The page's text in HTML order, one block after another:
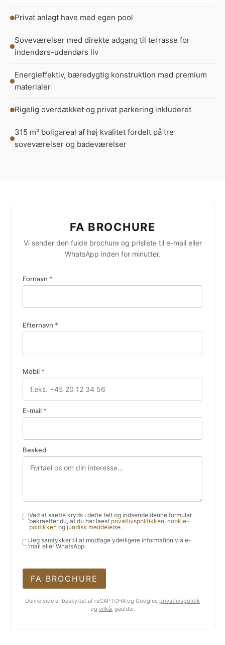
Privat anlagt have med egen pool
Soveværelser med direkte adgang til terrasse for
indendørs-udendørs liv
Energieffektiv, bæredygtig konstruktion med premium
materialer
Rigelig overdækket og privat parkering inkluderet
315 m² boligareal af høj kvalitet fordelt på tre
soveværelser og badeværelser
FA BROCHURE
Vi sender den fulde brochure og prisliste til e-mail eller
WhatsApp inden for minutter.
Fornavn *
Efternavn *
Mobil *
E-mail *
Besked
Ved at saette kryds i dette felt og indsende denne formular
bekraefter du, at du har laest privatlivspolitikken, cookie-
politikken og juridisk meddelelse.
Jeg samtykker til at modtage yderligere information via e-
mail eller WhatsApp.
FA BROCHURE
Denne side er beskyttet af reCAPTCHA og Googles privatlivspolitik
og vilkårgaelder.